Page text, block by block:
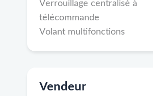
Verrouillage centralisé à
télécommande
Volant multifonctions
Vendeur